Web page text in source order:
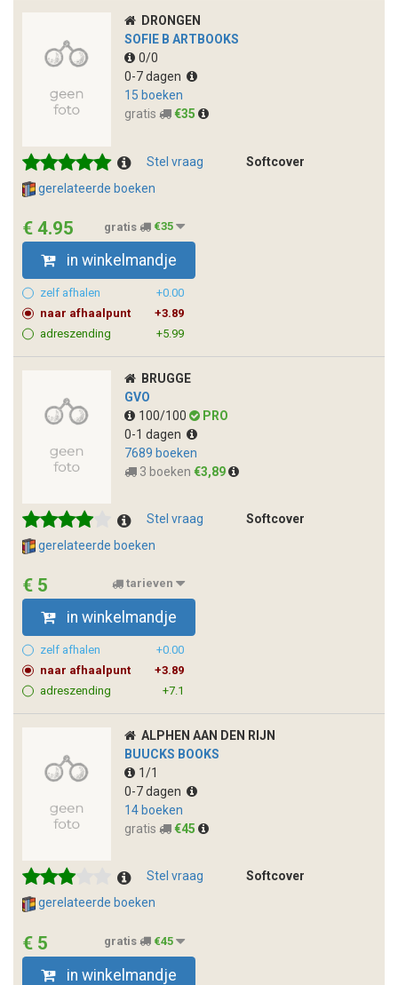
DRONGEN
SOFIE B ARTBOOKS
0/0
0-7 dagen
15 boeken
gratis
€35
Stel vraag
Softcover
gerelateerde boeken
€ 4.95 gratis €35
in winkelmandje
zelf afhalen
+0.00
naar afhaalpunt
+3.89
adreszending
+5.99
BRUGGE
GVO
100/100
PRO
0-1 dagen
7689 boeken
3 boeken €3,89
Stel vraag
Softcover
gerelateerde boeken
€ 5 tarieven
in winkelmandje
zelf afhalen
+0.00
naar afhaalpunt
+3.89
adreszending
+7.1
ALPHEN AAN DEN RIJN
BUUCKS BOOKS
1/1
0-7 dagen
14 boeken
gratis
€45
Stel vraag
Softcover
gerelateerde boeken
€ 5 gratis €45
in winkelmandje